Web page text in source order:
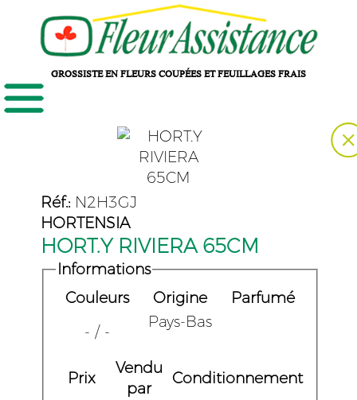
GROSSISTE EN FLEURS COUPÉES ET FEUILLAGES FRAIS
Réf.: N2H3GJ
HORTENSIA
HORT.Y RIVIERA 65CM
Informations
Couleurs
Origine
Parfumé
- / -
Pays-Bas
Prix
Vendu
par
Conditionnement